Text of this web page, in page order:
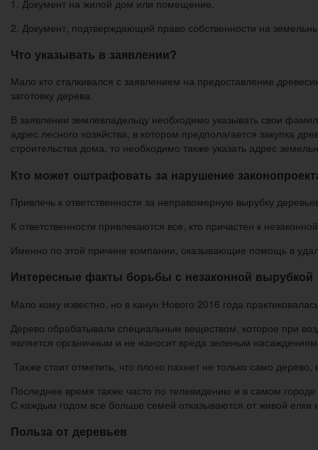
1. Документ на жилой дом или помещение.
2. Документ, подтверждающий право собственности на
Что указывать в заявлении?
Мало кто сталкивался с заявлением на предоставление
заготовку дерева.
В заявлении землевладельцу необходимо указывать свои
адрес лесного хозяйства, в котором предполагается закупка
строительства дома, то необходимо также указать адрес
Кто может оштрафовать за нарушение
Привлечь к ответственности за неправомерную вырубку
К ответственности привлекаются все, кто причастен к
Именно по этой причине компании, оказывающие помощь в
Интересные факты борьбы с незаконной вырубкой
Мало кому известно, но в канун Нового 2016 года
Дерево обрабатывали специальным веществом, которое при
является органичным и не наносит вреда зеленым
Также стоит отметить, что плохо пахнет не только само
Последнее время также часто по телевидению и в самом городе
С каждым годом все больше семей отказываются от живой елки
Польза от деревьев